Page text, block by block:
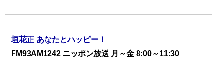
垣花正 あなたとハッピー！
FM93AM1242 ニッポン放送 月～金 8:00～11:30